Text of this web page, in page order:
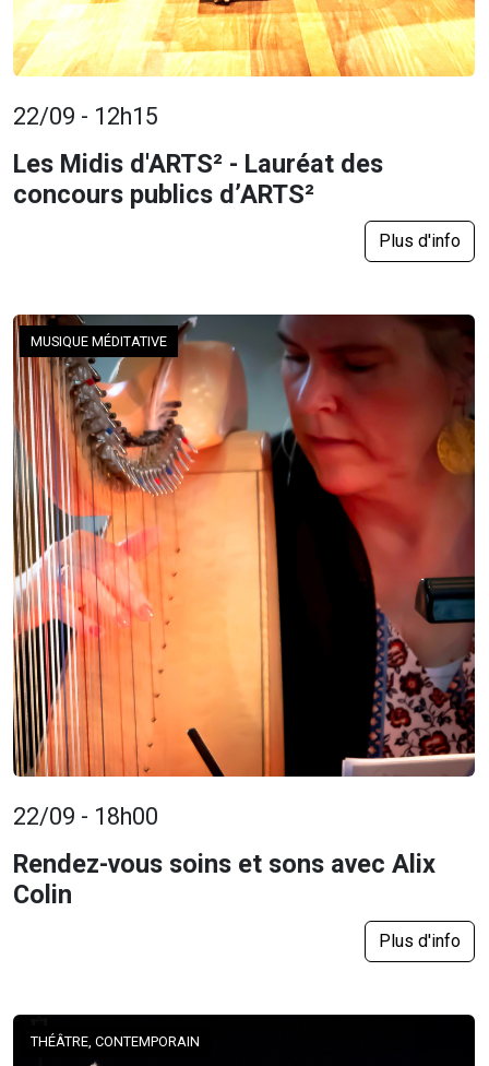
22/09 - 12h15
Les Midis d'ARTS² - Lauréat des
concours publics d’ARTS²
Plus d'info
MUSIQUE MÉDITATIVE
22/09 - 18h00
Rendez-vous soins et sons avec Alix
Colin
Plus d'info
THÉÂTRE, CONTEMPORAIN